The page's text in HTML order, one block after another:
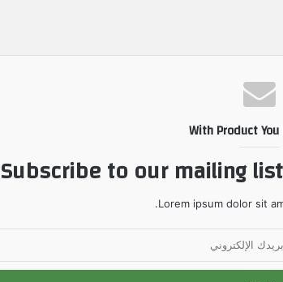
With Product
Subscribe to our mailing
Lorem ipsum dolor sit